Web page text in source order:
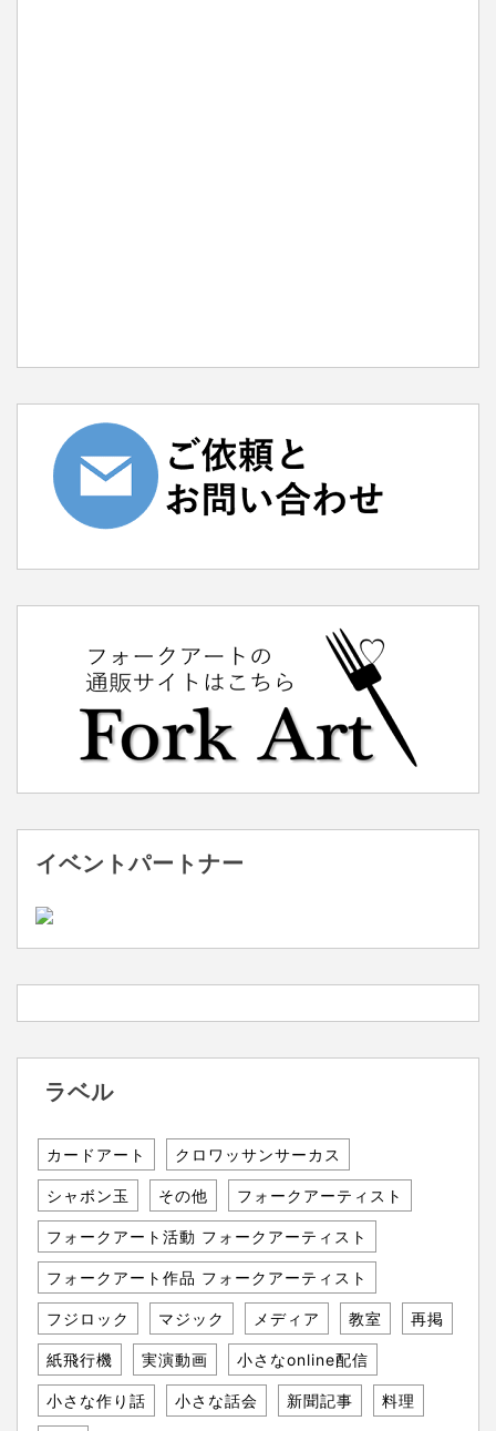
イベントパートナー
ラベル
カードアート クロワッサンサーカス
シャボン玉 その他 フォークアーティスト
フォークアート活動 フォークアーティスト
フォークアート作品 フォークアーティスト
フジロック マジック メディア 教室 再掲
紙飛行機 実演動画 小さなonline配信
小さな作り話 小さな話会 新聞記事 料理